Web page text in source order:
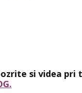
si videa pri